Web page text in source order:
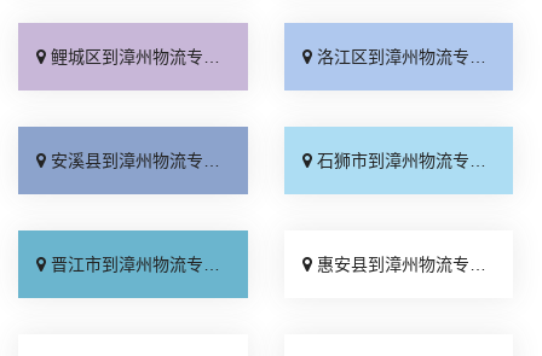
鲤城区到漳州物流专线_运价行情「多年经验」 洛江区到漳州物流专线_运价查询「直发全境」
安溪县到漳州物流专线_专线查询「多久能到」 石狮市到漳州物流专线_高效快运「收费标准」
晋江市到漳州物流专线_多少公里「怎么收费」 惠安县到漳州物流专线_准时到货「直达不中转」